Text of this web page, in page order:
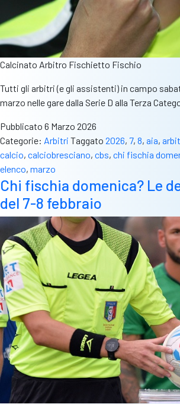
Calcinato Arbitro Fischietto Fischio
Tutti gli arbitri (e gli assistenti) in campo
marzo nelle gare dalla Serie D alla Terza
Pubblicato 6 Marzo 2026
Categorie: Arbitri Taggato 2026, 7, 8, aia,
calcio, calciobresciano, cbs, chi fischia
elenco, marzo
Chi fischia domenica? Le
del 7-8 febbraio